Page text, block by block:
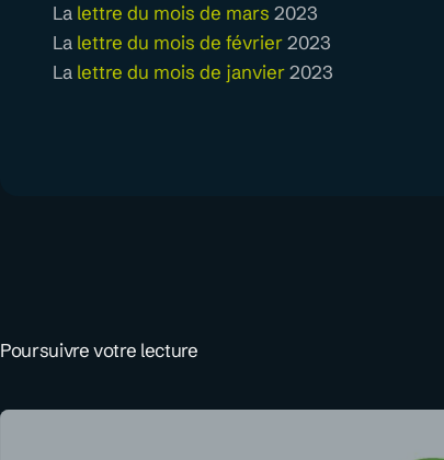
La lettre du mois de mars 2023
La lettre du mois de février2023
La lettre du mois de janvier2023
Poursuivre votre lecture